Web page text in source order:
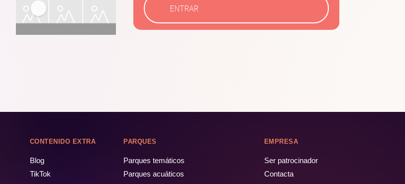
ENTRAR
CONTENIDO EXTRA
Blog
TikTok
PARQUES
Parques temáticos
Parques acuáticos
EMPRESA
Ser patrocinador
Contacta